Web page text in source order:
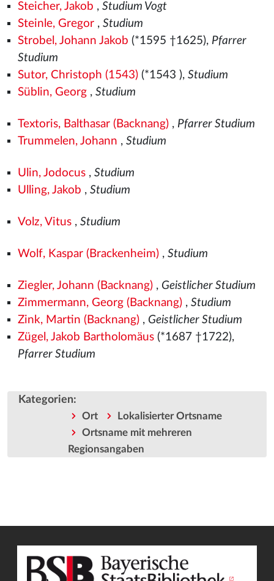
Steicher, Jakob , Studium Vogt
Steinle, Gregor, Studium
Strobel, Johann Jakob (*1595 †1625), Pfarrer
Studium
Sutor, Christoph (1543)(*1543 ), Studium
Süblin, Georg, Studium
Textoris, Balthasar (Backnang), Pfarrer Studium
Trummelen, Johann , Studium
Ulin, Jodocus, Studium
Ulling, Jakob , Studium
Volz, Vitus, Studium
Wolf, Kaspar (Brackenheim), Studium
Ziegler, Johann (Backnang), Geistlicher Studium
Zimmermann, Georg (Backnang), Studium
Zink, Martin (Backnang), Geistlicher Studium
Zügel, Jakob Bartholomäus(*1687 †1722),
Pfarrer Studium
Kategorien:
Ort
Lokalisierter Ortsname
Ortsname mit mehreren
Regionsangaben